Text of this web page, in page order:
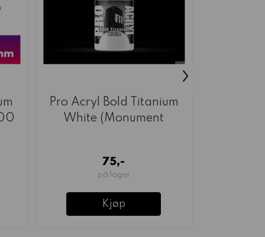
Pro Acryl Bold Titanium
White (Monument
75,-
på lager
Kjøp
›